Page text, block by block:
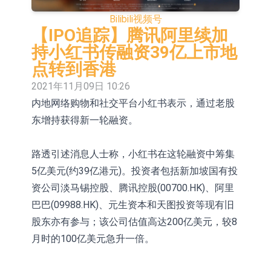
2026年8月12日透过重开进行投标
1年期港元隔夜平均指数挂钩债券将
于2026年8月12日进行投标
香港证监会就中国糖果前高管的失当
行为取得13年取消资格令
【异动股】港股跌幅榜前十，融信中
国(03301.HK)跌38.98%，德信服务集
团(02215.HK)跌35.71%
【异动股】港股涨幅榜前十，生物系
统工程股权(02902.HK)涨+218.75%，
敏捷控股(00186.HK)涨+82.50%
地纬智能：暂未开展对外的语料商业
化服务
嘉立创：公司主要提供EDA/CAM、
PCB、电子元器件等电子及机械产业
链一站式研发智造服务
工信部：鼓励民爆企业依法依规实施
重组整合
神火股份：新疆神火铝水转化率已
100%
【异动股】焦炭Ⅲ板块下挫，陕西黑
猫(601015.CN)跌8.38%
Bilibili视频号
【IPO追踪】腾讯阿里续加
持小红书传融资39亿上市地
点转到香港
2021年11月09日 10:26
内地网络购物和社交平台小红书表示，通过老股
东增持获得新一轮融资。
路透引述消息人士称，小红书在这轮融资中筹集
5亿美元(约39亿港元)。投资者包括新加坡国有投
资公司淡马锡控股、腾讯控股(00700.HK)、阿里
巴巴(09988.HK)、元生资本和天图投资等现有旧
股东亦有参与；该公司估值高达200亿美元，较8
月时的100亿美元急升一倍。